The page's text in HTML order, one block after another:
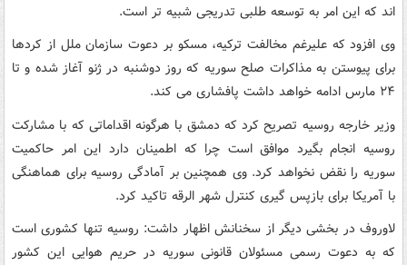
اند که این امر به توسعه طلبی تدریجی شبیه تر است.
وی افزود که علیرغم مخالفت ترکیه، مسکو بر دعوت سازمان ملل از کردها
برای پیوستن به مذاکرات صلح سوریه که روز دوشنبه در ژنو آغاز شده و تا
۲۴ مارس ادامه خواهد داشت پافشاری می کند.
وزیر خارجه روسیه تصریح کرد که دمشق با هرگونه اقداماتی که با مشارکت
روسیه انجام بگیرد موافق است چرا که اطمینان دارد این امر حاکمیت
سوریه را نقض نخواهد کرد. وی همچنین بر آمادگی روسیه برای هماهنگی
با آمریکا برای بازپس گیری کنترل شهر الرقه تاکید کرد.
لاوروف در بخشی دیگر از سخنانش اظهار داشت: روسیه تنها کشوری است
که به دعوت رسمی مسئولان قانونی سوریه در حریم هوایی این کشور